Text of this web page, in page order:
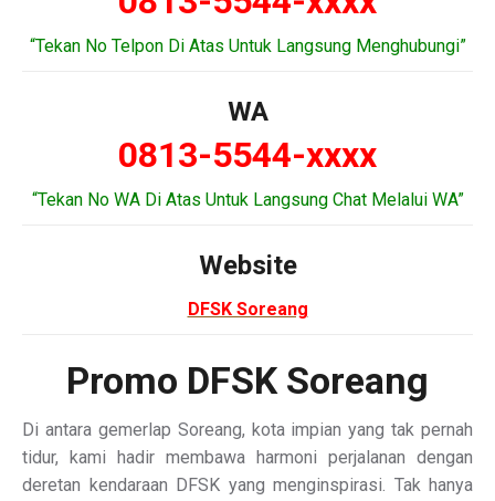
“Tekan No Telpon Di Atas Untuk Langsung Menghubungi”
WA
0813-5544-xxxx
“Tekan No WA Di Atas Untuk Langsung Chat Melalui WA”
Website
DFSK Soreang
Promo DFSK Soreang
Di antara gemerlap Soreang, kota impian yang tak pernah
tidur, kami hadir membawa harmoni perjalanan dengan
deretan kendaraan DFSK yang menginspirasi. Tak hanya